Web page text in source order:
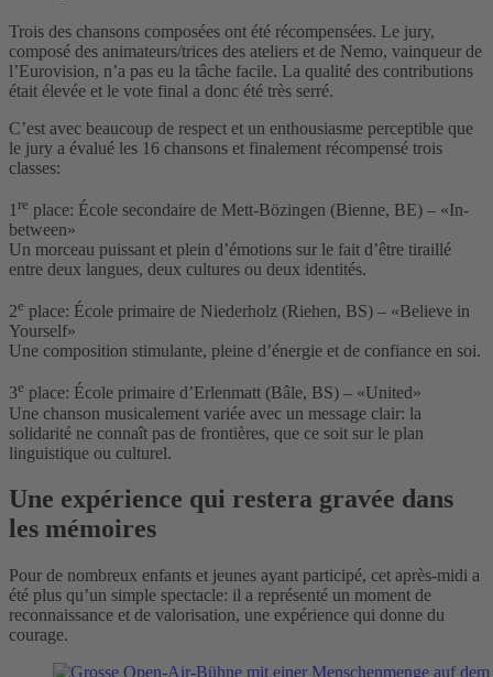
Trois des chansons composées ont été récompensées. Le jury,
composé des animateurs/trices des ateliers et de Nemo, vainqueur de
l’Eurovision, n’a pas eu la tâche facile. La qualité des contributions
était élevée et le vote final a donc été très serré.
C’est avec beaucoup de respect et un enthousiasme perceptible que
le jury a évalué les 16 chansons et finalement récompensé trois
classes:
1 re place: École secondaire de Mett-Bözingen (Bienne, BE) – «In-
between»
Un morceau puissant et plein d’émotions sur le fait d’être tiraillé
entre deux langues, deux cultures ou deux identités.
2e place: École primaire de Niederholz (Riehen, BS) – «Believe in
Yourself»
Une composition stimulante, pleine d’énergie et de confiance en soi.
3e place: École primaire d’Erlenmatt (Bâle, BS) – «United»
Une chanson musicalement variée avec un message clair: la
solidarité ne connaît pas de frontières, que ce soit sur le plan
linguistique ou culturel.
Une expérience qui restera gravée dans
les mémoires
Pour de nombreux enfants et jeunes ayant participé, cet après-midi a
été plus qu’un simple spectacle: il a représenté un moment de
reconnaissance et de valorisation, une expérience qui donne du
courage.